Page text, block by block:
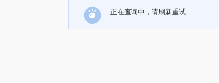
正在查询中，请刷新重试